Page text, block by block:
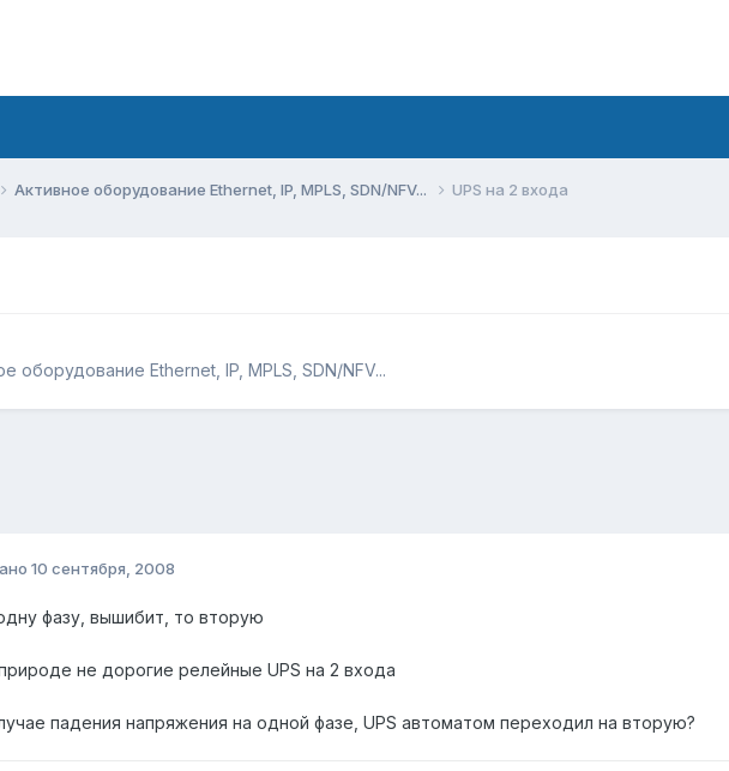
Активное оборудование Ethernet, IP, MPLS, SDN/NFV... UPS на 2 входа
оборудование Ethernet, IP, MPLS, SDN/NFV...
10 сентября, 2008
фазу, вышибит, то вторую
не дорогие релейные UPS на 2 входа
падения напряжения на одной фазе, UPS автоматом переходил на вторую?